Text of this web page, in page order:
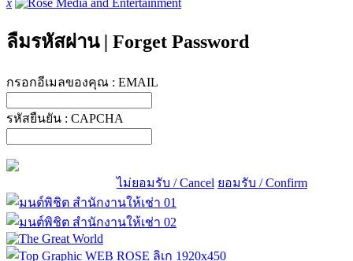
x
ลืมรหัสผ่าน | Forget Password
กรอกอีเมลของคุณ : EMAIL
รหัสยืนยัน : CAPCHA
ไม่ยอมรับ / Cancel ยอมรับ / Confirm